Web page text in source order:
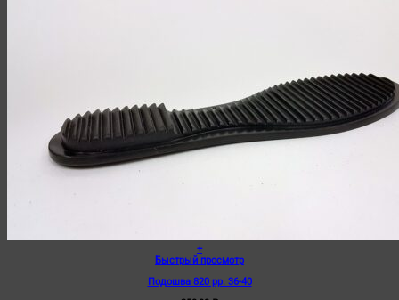
+
Быстрый просмотр
Подошва 820 рр. 36-40